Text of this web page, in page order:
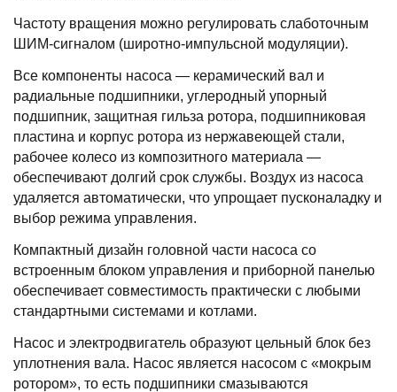
Частоту вращения можно регулировать слаботочным
ШИМ-сигналом (широтно-импульсной модуляции).
Все компоненты насоса — керамический вал и
радиальные подшипники, углеродный упорный
подшипник, защитная гильза ротора, подшипниковая
пластина и корпус ротора из нержавеющей стали,
рабочее колесо из композитного материала —
обеспечивают долгий срок службы. Воздух из насоса
удаляется автоматически, что упрощает пусконаладку и
выбор режима управления.
Компактный дизайн головной части насоса со
встроенным блоком управления и приборной панелью
обеспечивает совместимость практически с любыми
стандартными системами и котлами.
Насос и электродвигатель образуют цельный блок без
уплотнения вала. Насос является насосом с «мокрым
ротором», то есть подшипники смазываются